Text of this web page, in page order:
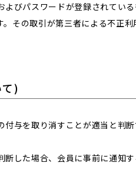
びパスワードが登録されてい
その取引が第三者による不正
)
与を取り消すことが適当と判
した場合、会員に事前に通知